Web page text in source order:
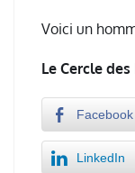
Voici un
Le Cercle
Facebook
LinkedIn